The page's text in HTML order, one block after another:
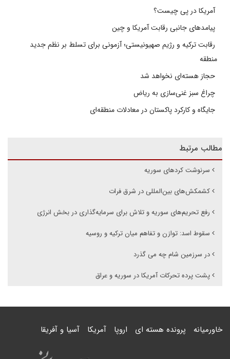
آمریکا در پی چیست؟
پیامدهای جانبی رقابت آمریکا و چین
رقابت ترکیه و رژیم صهیونیستی؛ آزمونی برای تسلط بر نظم جدید
منطقه
حجاز هسته‌ای نخواهد شد
چراغ سبز غنی‌سازی به ریاض
جایگاه و کارکرد پاکستان در معادلات منطقه‌ای
مطالب مرتبط
سرنوشت کردهای سوریه
کشمکش‌های بین‌المللی در شرق فرات
رفع تحریم‌های سوریه و تلاش برای سرمایه‌گذاری در بخش انرژی
سقوط اسد: توازن و تفاهم میان ترکیه و روسیه
در سرزمین شام چه می گذرد
پشت پرده‌ تحرکات آمریکا در سوریه و عراق
خاورمیانه پرونده هسته ای اروپا آمریکا آسیا و آفریقا